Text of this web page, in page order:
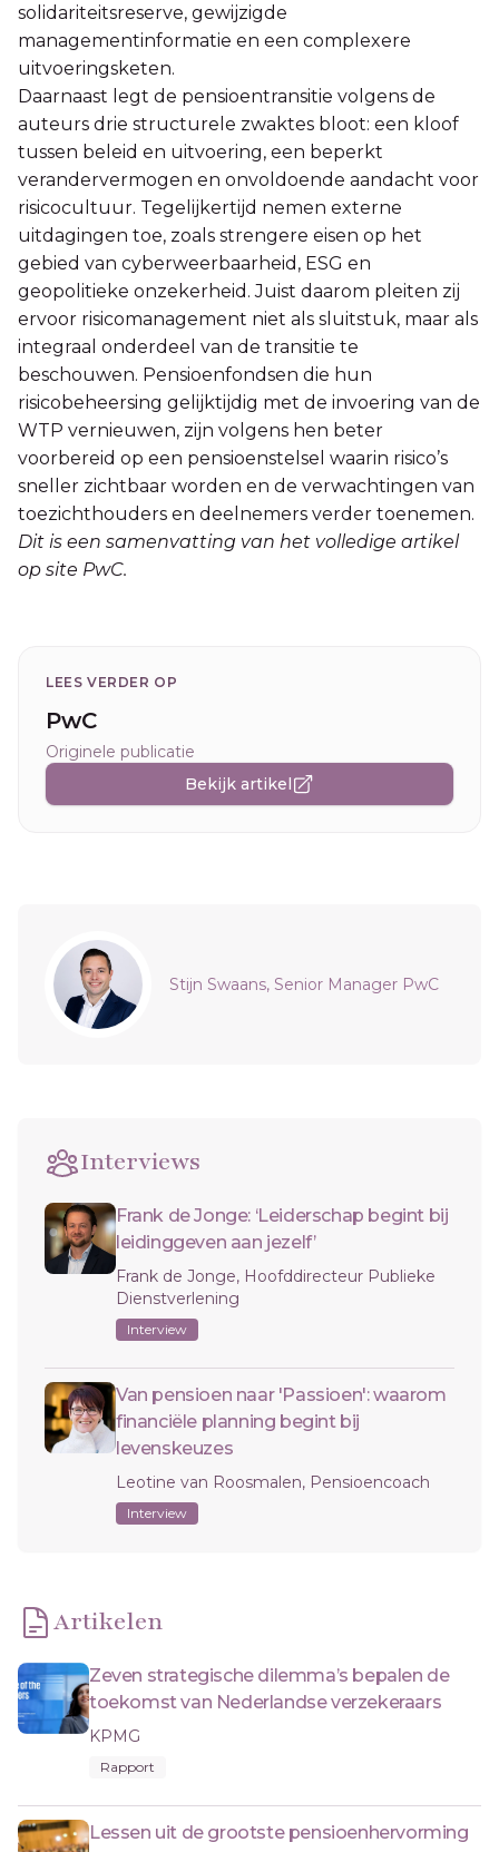
solidariteitsreserve, gewijzigde
managementinformatie en een complexere
uitvoeringsketen.
Daarnaast legt de pensioentransitie volgens de
auteurs drie structurele zwaktes bloot: een kloof
tussen beleid en uitvoering, een beperkt
verandervermogen en onvoldoende aandacht voor
risicocultuur. Tegelijkertijd nemen externe
uitdagingen toe, zoals strengere eisen op het
gebied van cyberweerbaarheid, ESG en
geopolitieke onzekerheid. Juist daarom pleiten zij
ervoor risicomanagement niet als sluitstuk, maar als
integraal onderdeel van de transitie te
beschouwen. Pensioenfondsen die hun
risicobeheersing gelijktijdig met de invoering van de
WTP vernieuwen, zijn volgens hen beter
voorbereid op een pensioenstelsel waarin risico’s
sneller zichtbaar worden en de verwachtingen van
toezichthouders en deelnemers verder toenemen.
Dit is een samenvatting van het volledige artikel
op site PwC.
LEES VERDER OP
PwC
Originele publicatie
Bekijk artikel
Sidebar
Stijn Swaans, Senior Manager PwC
Interviews
Frank de Jonge: ‘Leiderschap begint bij
leidinggeven aan jezelf’
Frank de Jonge, Hoofddirecteur Publieke
Dienstverlening
Interview
Van pensioen naar 'Passioen': waarom
financiële planning begint bij
levenskeuzes
Leotine van Roosmalen, Pensioencoach
Interview
Artikelen
Zeven strategische dilemma’s bepalen de
toekomst van Nederlandse verzekeraars
KPMG
Rapport
Lessen uit de grootste pensioenhervorming